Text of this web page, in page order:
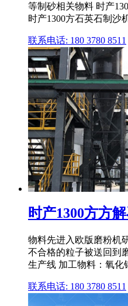
等制砂相关物料 时产
时产1300方石英石制沙
联系电话: 180 3780 8511
时产1300方方
物料先进入欧版磨粉机
不合格的粒子被送回到
生产线 加工物料：氧化
联系电话: 180 3780 8511